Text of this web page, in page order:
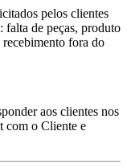
pelos clientes
falta de peças, produto
fora do
aos clientes nos
com o Cliente e